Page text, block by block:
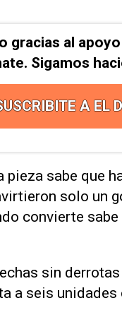
gracias al
Sigamos
A EL
pieza sabe que
solo un
convierte
sin
a seis unidades